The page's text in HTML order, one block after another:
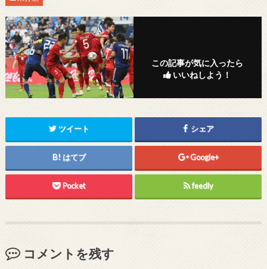
この記事が気に入ったら
いいねしよう！
ツイート シェア
はてブ Google+
Pocket feedly
コメントを残す